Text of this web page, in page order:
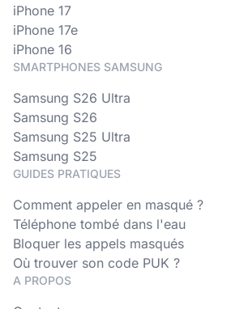
iPhone 17
iPhone 17e
iPhone 16
SMARTPHONES SAMSUNG
Samsung S26 Ultra
Samsung S26
Samsung S25 Ultra
Samsung S25
GUIDES PRATIQUES
Comment appeler en masqué ?
Téléphone tombé dans l'eau
Bloquer les appels masqués
Où trouver son code PUK ?
A PROPOS